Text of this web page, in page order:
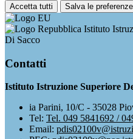
Accetta tutti Salva le preferenze
Istituto
Di Sacco
Contatti
Istituto Istruzione Superiore
ia Parini, 10/C - 35028
Tel: Tel. 049 5841692 /
Email: